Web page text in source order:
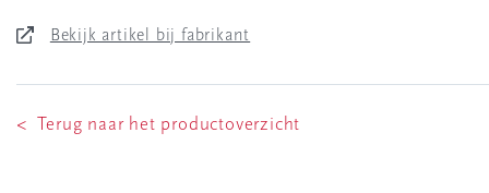
Bekijk artikel bij fabrikant
< Terug naar het productoverzicht